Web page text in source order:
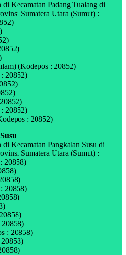
Kecamatan Padang Tualang di
Sumatera Utara (Sumut) :
(Kodepos : 20852)
: 20852)
20852)
: 20852)
Kecamatan Pangkalan Susu di
Sumatera Utara (Sumut) :
20858)
20858)
20858)
: 20858)